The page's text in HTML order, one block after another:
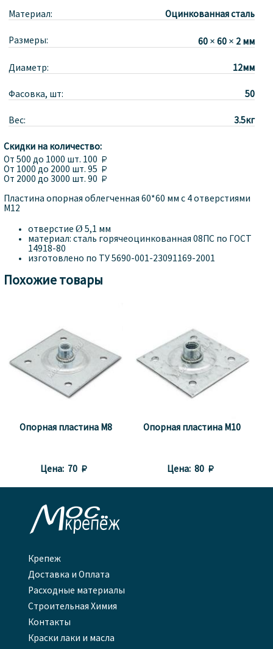
Материал: Оцинкованная сталь
Размеры: 60 × 60 × 2 мм
Диаметр: 12мм
Фасовка, шт: 50
Вес: 3.5кг
Скидки на количество:
От 500 до 1000 шт. 100 
От 1000 до 2000 шт. 95 
От 2000 до 3000 шт. 90 
Пластина опорная облегченная 60*60 мм с 4 отверстиями
М12
отверстие Ø 5,1 мм
материал: сталь горячеоцинкованная 08ПС по ГОСТ
14918-80
изготовлено по ТУ 5690-001-23091169-2001
Похожие товары
Опорная пластина М8
Цена: 70 
Опорная пластина М10
Цена: 80 

Крепеж
Доставка и Оплата
Расходные материалы
Строительная Химия
Контакты
Краски лаки и масла